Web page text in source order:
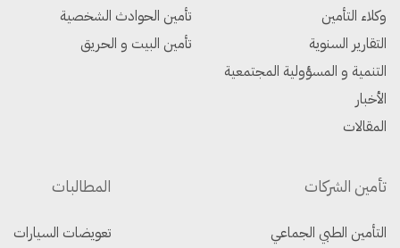
وكلاء التأمين
التقارير السنوية
التنمية و المسؤولية المجتمعية
الأخبار
المقالات
تأمين الحوادث الشخصية
تأمين البيت و الحريق
تأمين الشركات
التأمين الطبي الجماعي
المطالبات
تعويضات السيارات